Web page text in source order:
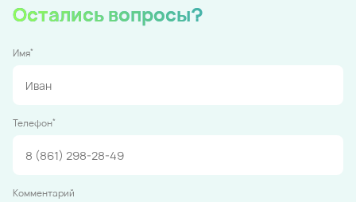
Остались вопросы?
Имя*
Телефон*
Комментарий